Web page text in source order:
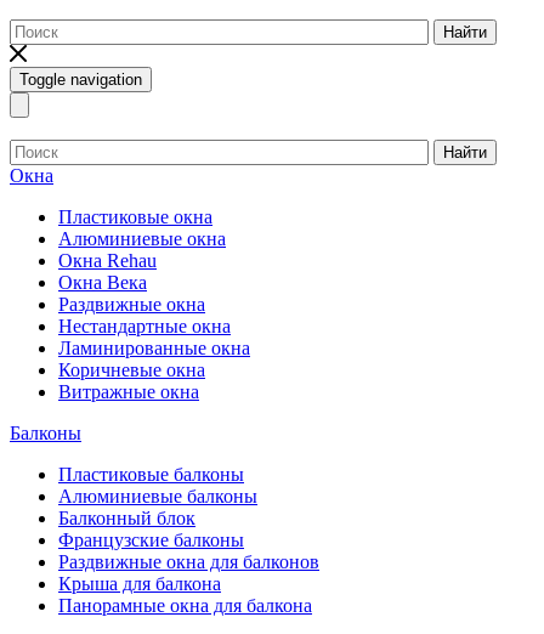
Найти
Toggle navigation
Найти
Окна
Пластиковые окна
Алюминиевые окна
Окна Rehau
Окна Века
Раздвижные окна
Нестандартные окна
Ламинированные окна
Коричневые окна
Витражные окна
Балконы
Пластиковые балконы
Алюминиевые балконы
Балконный блок
Французские балконы
Раздвижные окна для балконов
Крыша для балкона
Панорамные окна для балкона